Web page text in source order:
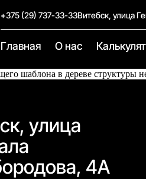
+375 (29) 737-33-33Витебск, улица
Главная О нас
шаблона в дереве структуры
улица
4А